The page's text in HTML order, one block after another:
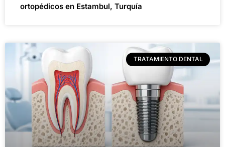
ortopédicos en Estambul, Turquía
TRATAMIENTO DENTAL